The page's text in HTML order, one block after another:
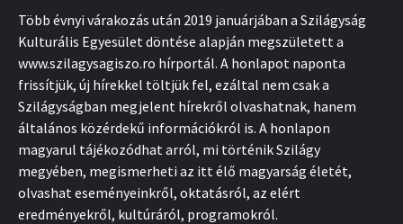
Több évnyi várakozás után 2019 januárjában a Szilágyság
Kulturális Egyesület döntése alapján megszületett a
www.szilagysagiszo.ro hírportál. A honlapot naponta
frissítjük, új hírekkel töltjük fel, ezáltal nem csak a
Szilágyságban megjelent hírekről olvashatnak, hanem
általános közérdekű információkról is. A honlapon
magyarul tájékozódhat arról, mi történik Szilágy
megyében, megismerheti az itt élő magyarság életét,
olvashat eseményeinkről, oktatásról, az elért
eredményekről, kultúráról, programokról.